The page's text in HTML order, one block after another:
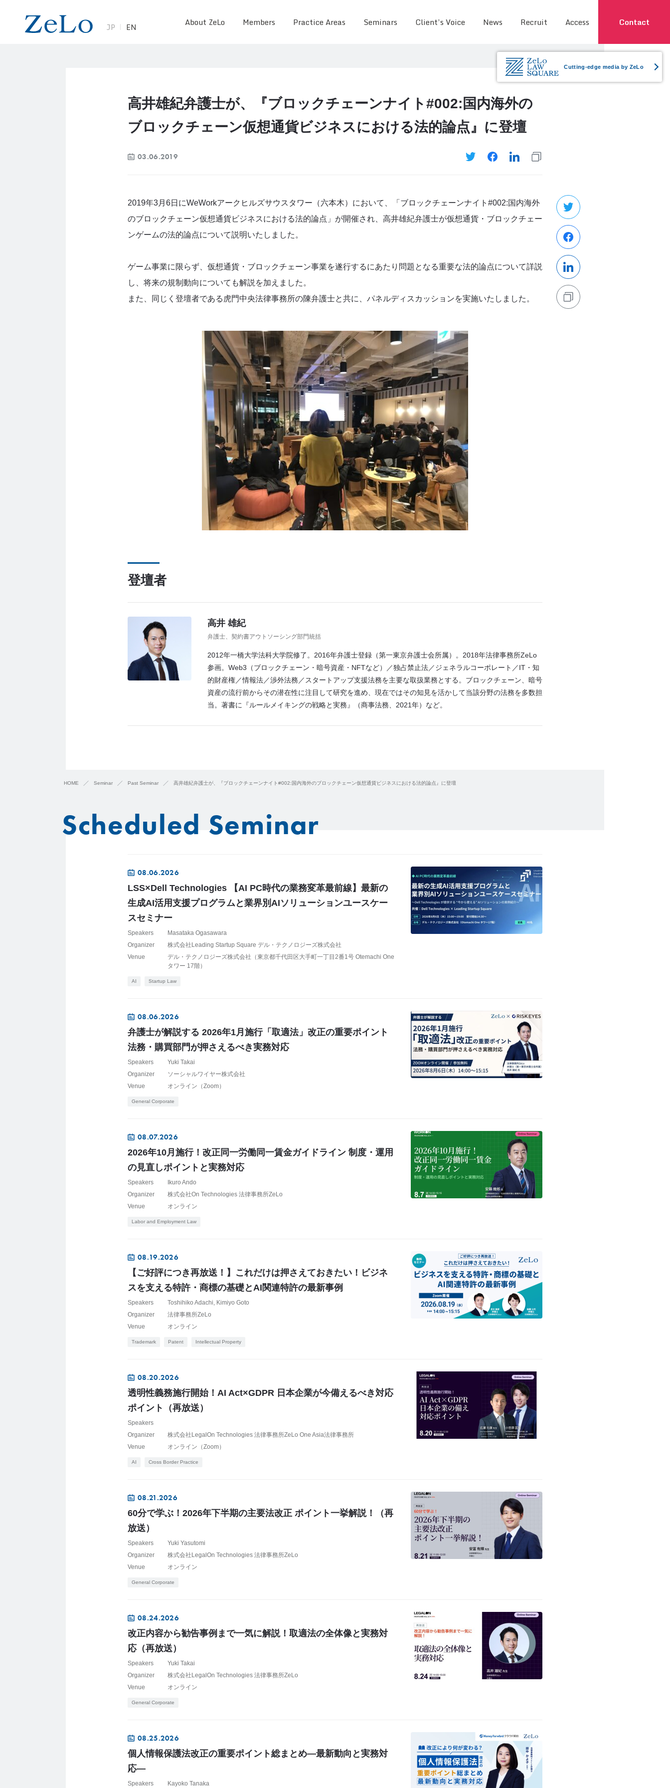
JP EN About ZeLo Members Practice Areas Seminars Client’s Voice News Recruit Access Contact
Cutting-edge media by ZeLo
高井雄紀弁護士が、『ブロックチェーンナイト#002:国内海外の
ブロックチェーン仮想通貨ビジネスにおける法的論点』に登壇
03.06.2019
2019年3月6日にWeWorkアークヒルズサウスタワー（六本木）において、「ブロックチェーンナイト#002:国内海外
のブロックチェーン仮想通貨ビジネスにおける法的論点」が開催され、高井雄紀弁護士が仮想通貨・ブロックチェー
ンゲームの法的論点について説明いたしました。
ゲーム事業に限らず、仮想通貨・ブロックチェーン事業を遂行するにあたり問題となる重要な法的論点について詳説
し、将来の規制動向についても解説を加えました。
また、同じく登壇者である虎門中央法律事務所の陳弁護士と共に、パネルディスカッションを実施いたしました。
登壇者
高井 雄紀
弁護士、契約書アウトソーシング部門統括
2012年一橋大学法科大学院修了。2016年弁護士登録（第一東京弁護士会所属）。2018年法律事務所ZeLo
参画。Web3（ブロックチェーン・暗号資産・NFTなど）／独占禁止法／ジェネラルコーポレート／IT・知
的財産権／情報法／渉外法務／スタートアップ支援法務を主要な取扱業務とする。ブロックチェーン、暗号
資産の流行前からその潜在性に注目して研究を進め、現在ではその知見を活かして当該分野の法務を多数担
当。著書に『ルールメイキングの戦略と実務』（商事法務、2021年）など。
HOME Seminar Past Seminar 高井雄紀弁護士が、『ブロックチェーンナイト#002:国内海外のブロックチェーン仮想通貨ビジネスにおける法的論点』に登壇
Scheduled Seminar
08.06.2026
LSS×Dell Technologies 【AI PC時代の業務変革最前線】最新の
生成AI活用支援プログラムと業界別AIソリューションユースケー
スセミナー
Speakers
Masataka Ogasawara
Organizer
株式会社Leading Startup Square デル・テクノロジーズ株式会社
Venue
デル・テクノロジーズ株式会社（東京都千代田区大手町一丁目2番1号 Otemachi One
タワー 17階）
AI Startup Law
08.06.2026
弁護士が解説する 2026年1月施行「取適法」改正の重要ポイント
法務・購買部門が押さえるべき実務対応
Speakers
Yuki Takai
Organizer
ソーシャルワイヤー株式会社
Venue
オンライン（Zoom）
General Corporate
08.07.2026
2026年10月施行！改正同一労働同一賃金ガイドライン 制度・運用
の見直しポイントと実務対応
Speakers
Ikuro Ando
Organizer
株式会社On Technologies 法律事務所ZeLo
Venue
オンライン
Labor and Employment Law
08.19.2026
【ご好評につき再放送！】これだけは押さえておきたい！ビジネ
スを支える特許・商標の基礎とAI関連特許の最新事例
Speakers Toshihiko Adachi
Kimiyo Goto
Organizer
法律事務所ZeLo
Venue
オンライン
Trademark Patent Intellectual Property
08.20.2026
透明性義務施行開始！AI Act×GDPR 日本企業が今備えるべき対応
ポイント（再放送）
Speakers
Organizer
株式会社LegalOn Technologies 法律事務所ZeLo One Asia法律事務所
Venue
オンライン（Zoom）
AI Cross Border Practice
08.21.2026
60分で学ぶ！2026年下半期の主要法改正 ポイント一挙解説！（再
放送）
Speakers
Yuki Yasutomi
Organizer
株式会社LegalOn Technologies 法律事務所ZeLo
Venue
オンライン
General Corporate
08.24.2026
改正内容から勧告事例まで一気に解説！取適法の全体像と実務対
応（再放送）
Speakers
Yuki Takai
Organizer
株式会社LegalOn Technologies 法律事務所ZeLo
Venue
オンライン
General Corporate
08.25.2026
個人情報保護法改正の重要ポイント総まとめ―最新動向と実務対
応―
Speakers Kayoko Tanaka